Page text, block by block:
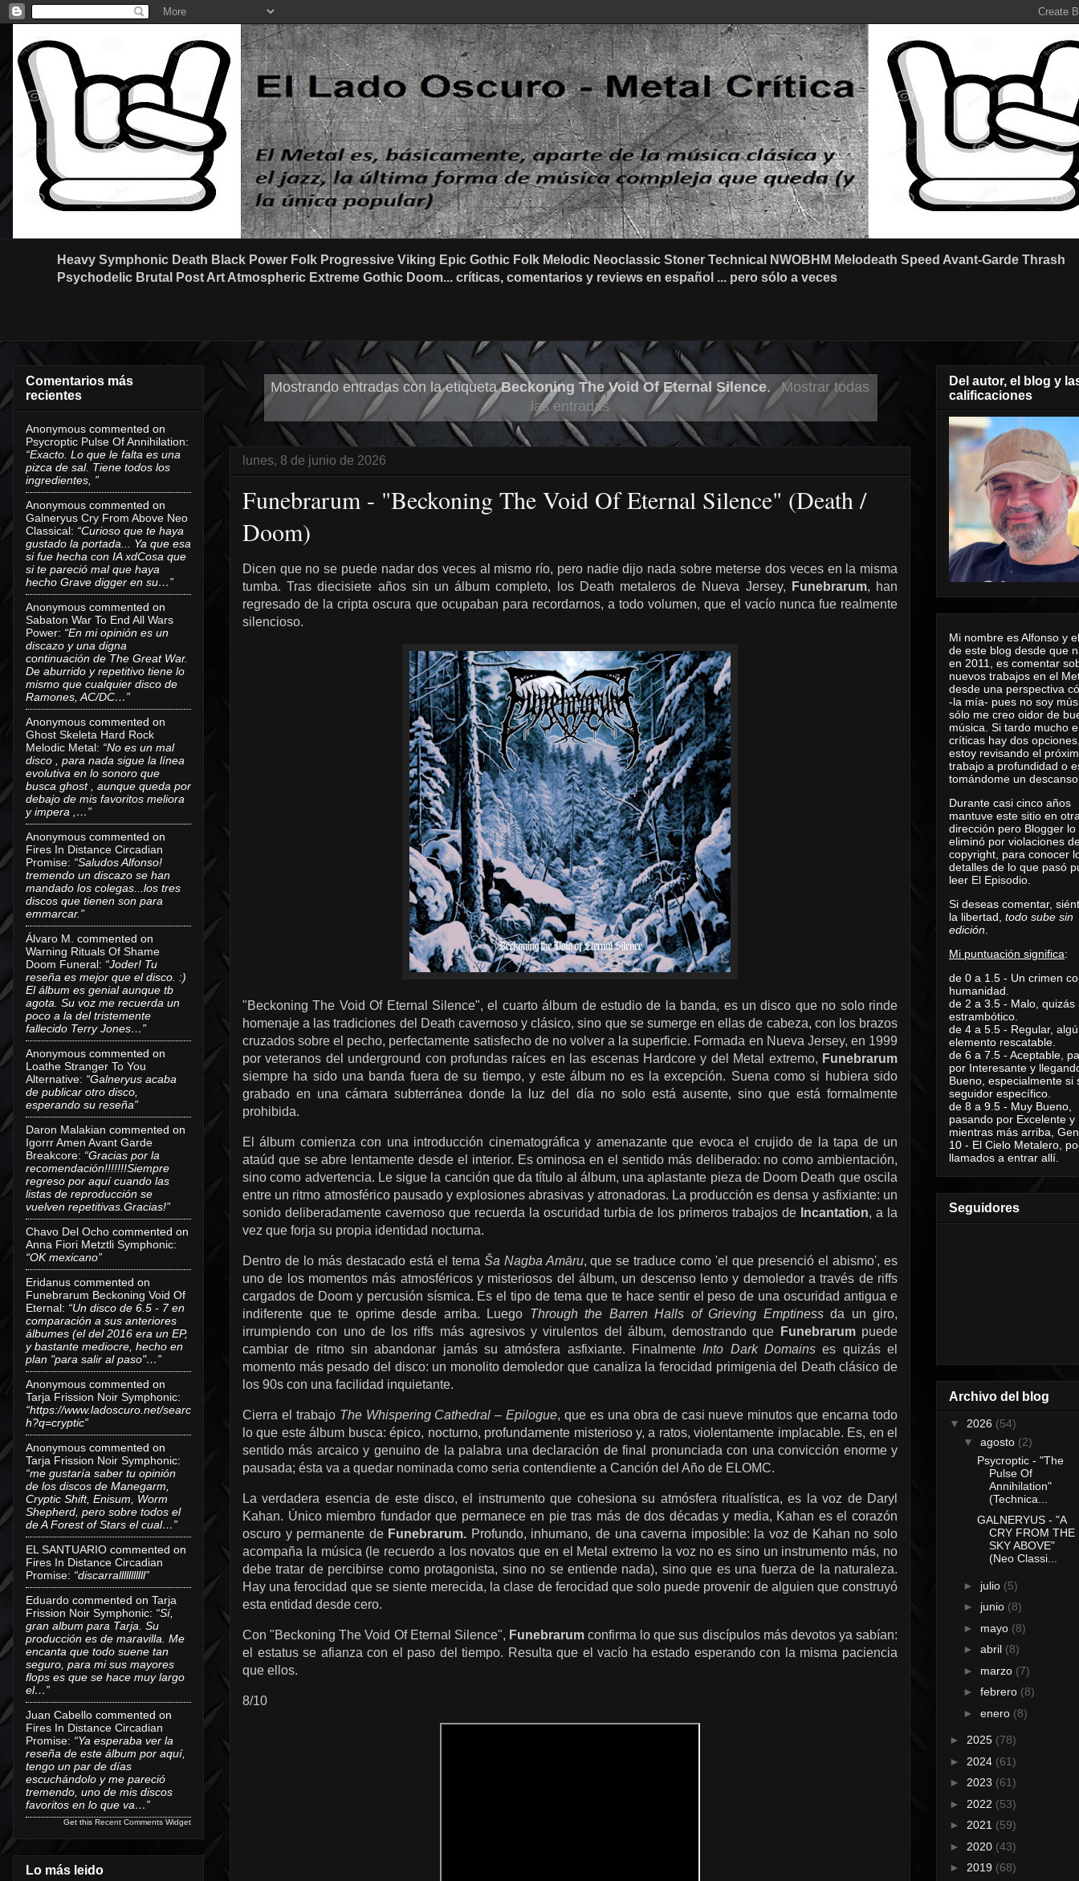
Heavy Symphonic Death Black Power Folk Progressive Viking Epic Gothic Folk Melodic Neoclassic Stoner Technical NWOBHM Melodeath Speed Avant-Garde Thrash
Psychodelic Brutal Post Art Atmospheric Extreme Gothic Doom... críticas, comentarios y reviews en español ... pero sólo a veces
Mostrando entradas con la etiquetaBeckoning The Void Of Eternal Silence.
Mostrar todas
las entradas
lunes, 8 de junio de 2026
Funebrarum - "Beckoning The Void Of Eternal Silence" (Death /
Doom)
Dicen que no se puede nadar dos veces al mismo río, pero nadie dijo nada sobre meterse dos veces en la misma
tumba. Tras diecisiete años sin un álbum completo, los Death metaleros de Nueva Jersey,
Funebrarum, han
regresado de la cripta oscura que ocupaban para recordarnos, a todo volumen, que el vacío nunca fue realmente
silencioso.
"Beckoning The Void Of Eternal Silence", el cuarto álbum de estudio de la banda, es un disco que no solo rinde
homenaje a las tradiciones del Death cavernoso y clásico, sino que se sumerge en ellas de cabeza, con los brazos
cruzados sobre el pecho, perfectamente satisfecho de no volver a la superficie. Formada en Nueva Jersey, en 1999
por veteranos del underground con profundas raíces en las escenas Hardcore y del Metal extremo, Funebrarum
siempre ha sido una banda fuera de su tiempo, y este álbum no es la excepción. Suena como si hubiera sido
grabado en una cámara subterránea donde la luz del día no solo está ausente, sino que está formalmente
prohibida.
El álbum comienza con una introducción cinematográfica y amenazante que evoca el crujido de la tapa de un
ataúd que se abre lentamente desde el interior. Es ominosa en el sentido más deliberado: no como ambientación,
sino como advertencia. Le sigue la canción que da título al álbum, una aplastante pieza de Doom Death que oscila
entre un ritmo atmosférico pausado y explosiones abrasivas y atronadoras. La producción es densa y asfixiante: un
sonido deliberadamente cavernoso que recuerda la oscuridad turbia de los primeros trabajos de Incantation, a la
vez que forja su propia identidad nocturna.
Dentro de lo más destacado está el tema Ša Nagba Amāru, que se traduce como 'el que presenció el abismo', es
uno de los momentos más atmosféricos y misteriosos del álbum, un descenso lento y demoledor a través de riffs
cargados de Doom y percusión sísmica. Es el tipo de tema que te hace sentir el peso de una oscuridad antigua e
indiferente que te oprime desde arriba. Luego Through the Barren Halls of Grieving Emptinessda un giro,
irrumpiendo con uno de los riffs más agresivos y virulentos del álbum, demostrando que
Funebrarumpuede
cambiar de ritmo sin abandonar jamás su atmósfera asfixiante. Finalmente Into Dark Domains es quizás el
momento más pesado del disco: un monolito demoledor que canaliza la ferocidad primigenia del Death clásico de
los 90s con una facilidad inquietante.
Cierra el trabajo The Whispering Cathedral – Epilogue, que es una obra de casi nueve minutos que encarna todo
lo que este álbum busca: épico, nocturno, profundamente misterioso y, a ratos, violentamente implacable. Es, en el
sentido más arcaico y genuino de la palabra una declaración de final pronunciada con una convicción enorme y
pausada; ésta va a quedar nominada como seria contendiente a Canción del Año de ELOMC.
La verdadera esencia de este disco, el instrumento que cohesiona su atmósfera ritualística, es la voz de Daryl
Kahan. Único miembro fundador que permanece en pie tras más de dos décadas y media, Kahan es el corazón
oscuro y permanente de Funebrarum. Profundo, inhumano, de una caverna imposible: la voz de Kahan no solo
acompaña la música (le recuerdo a los novatos que en el Metal extremo la voz no es sino un instrumento más, no
debe tratar de percibirse como protagonista, sino no se entiende nada), sino que es una fuerza de la naturaleza.
Hay una ferocidad que se siente merecida, la clase de ferocidad que solo puede provenir de alguien que construyó
esta entidad desde cero.
Con "Beckoning The Void Of Eternal Silence", Funebrarumconfirma lo que sus discípulos más devotos ya sabían:
el estatus se afianza con el paso del tiempo. Resulta que el vacío ha estado esperando con la misma paciencia
que ellos.
8/10
Comentarios más
recientes
Anonymous commented on
Psycroptic Pulse Of Annihilation:
“Exacto. Lo que le falta es una
pizca de sal. Tiene todos los
ingredientes, ”
Anonymous commented on
Galneryus Cry From Above Neo
Classical: “Curioso que te haya
gustado la portada... Ya que esa
si fue hecha con IA xdCosa que
si te pareció mal que haya
hecho Grave digger en su…”
Anonymous commented on
Sabaton War To End All Wars
Power: “En mi opinión es un
discazo y una digna
continuación de The Great War.
De aburrido y repetitivo tiene lo
mismo que cualquier disco de
Ramones, AC/DC…”
Anonymous commented on
Ghost Skeleta Hard Rock
Melodic Metal: “No es un mal
disco , para nada sigue la línea
evolutiva en lo sonoro que
busca ghost , aunque queda por
debajo de mis favoritos meliora
y impera ,…”
Anonymous commented on
Fires In Distance Circadian
Promise: “Saludos Alfonso!
tremendo un discazo se han
mandado los colegas...los tres
discos que tienen son para
emmarcar.”
Álvaro M. commented on
Warning Rituals Of Shame
Doom Funeral: “Joder! Tu
reseña es mejor que el disco. :)
El álbum es genial aunque tb
agota. Su voz me recuerda un
poco a la del tristemente
fallecido Terry Jones…”
Anonymous commented on
Loathe Stranger To You
Alternative: “Galneryus acaba
de publicar otro disco,
esperando su reseña”
Daron Malakian commented on
Igorrr Amen Avant Garde
Breakcore: “Gracias por la
recomendación!!!!!!!Siempre
regreso por aquí cuando las
listas de reproducción se
vuelven repetitivas.Gracias!”
Chavo Del Ocho commented on
Anna Fiori Metztli Symphonic:
“OK mexicano”
Eridanus commented on
Funebrarum Beckoning Void Of
Eternal: “Un disco de 6.5 - 7 en
comparación a sus anteriores
álbumes (el del 2016 era un EP,
y bastante mediocre, hecho en
plan "para salir al paso"…”
Anonymous commented on
Tarja Frission Noir Symphonic:
“https://www.ladoscuro.net/searc
h?q=cryptic”
Anonymous commented on
Tarja Frission Noir Symphonic:
“me gustaría saber tu opinión
de los discos de Manegarm,
Cryptic Shift, Enisum, Worm
Shepherd, pero sobre todos el
de A Forest of Stars el cual…”
EL SANTUARIO commented on
Fires In Distance Circadian
Promise: “discarralllllllllll”
Eduardo commented on Tarja
Frission Noir Symphonic: “Sí,
gran album para Tarja. Su
producción es de maravilla. Me
encanta que todo suene tan
seguro, para mi sus mayores
flops es que se hace muy largo
el…”
Juan Cabello commented on
Fires In Distance Circadian
Promise: “Ya esperaba ver la
reseña de este álbum por aquí,
tengo un par de días
escuchándolo y me pareció
tremendo, uno de mis discos
favoritos en lo que va…”
Get this Recent Comments Widget
Lo más leido
Del autor, el blog y
calificaciones
Mi nombre es Alfonso y
de este blog desde que
en 2011, es comentar
nuevos trabajos en el
desde una perspectiva
-la mía- pues no soy
sólo me creo oidor de
música. Si tardo mucho
críticas hay dos
estoy revisando el
trabajo a profundidad o
tomándome un
Durante casi cinco años
mantuve este sitio en
dirección pero Blogger lo
eliminó por violaciones
copyright, para conocer
detalles de lo que pasó
leer El Episodio
Si deseas comentar,
la libertad, todo sube sin
edición
Mi puntuación significa:
de 0 a 1.5 - Un crimen
humanidad.
de 2 a 3.5 - Malo, quizás
estrambótico.
de 4 a 5.5 - Regular,
elemento rescatable.
de 6 a 7.5 - Aceptable,
por Interesante y
Bueno, especialmente si
seguidor específico.
de 8 a 9.5 - Muy Bueno,
pasando por Excelente y
mientras más arriba,
10 - El Cielo Metalero,
llamados a entrar allí.
Seguidores
Archivo del blog
▼ 2026 (54)
▼ agosto (2)
Psycroptic - "The
Pulse Of
Annihilation"
(Technica...
GALNERYUS - "A
CRY FROM THE
SKY ABOVE"
(Neo Classi...
► julio (5)
► junio (8)
► mayo (8)
► abril (8)
► marzo (7)
► febrero (8)
► enero (8)
► 2025 (78)
► 2024 (61)
► 2023 (61)
► 2022 (53)
► 2021 (59)
► 2020 (43)
► 2019 (68)